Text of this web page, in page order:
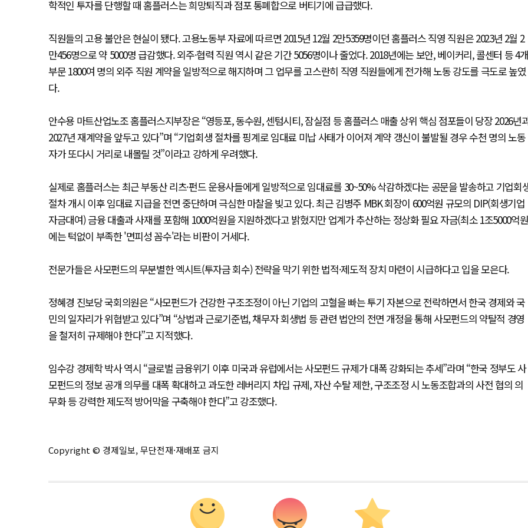
학적인 투자를 단행할 때 홈플러스는 희망퇴직과 점포 통폐합으로 버티기에 급급했다.
직원들의 고용 불안은 현실이 됐다. 고용노동부 자료에 따르면 2015년 12월 2만5359명이던 홈플러스 직영 직원은 2023년 2월 2
만456명으로 약 5000명 급감했다. 외주·협력 직원 역시 같은 기간 5056명이나 줄었다. 2018년에는 보안, 베이커리, 콜센터 등 4개
부문 1800여 명의 외주 직원 계약을 일방적으로 해지하며 그 업무를 고스란히 직영 직원들에게 전가해 노동 강도를 극도로 높였
다.
안수용 마트산업노조 홈플러스지부장은 “영등포, 동수원, 센텀시티, 잠실점 등 홈플러스 매출 상위 핵심 점포들이 당장 2026년
2027년 재계약을 앞두고 있다”며 “기업회생 절차를 핑계로 임대료 미납 사태가 이어져 계약 갱신이 불발될 경우 수천 명의 노동
자가 또다시 거리로 내몰릴 것”이라고 강하게 우려했다.
실제로 홈플러스는 최근 부동산 리츠·펀드 운용사들에게 일방적으로 임대료를 30~50% 삭감하겠다는 공문을 발송하고 기업회
절차 개시 이후 임대료 지급을 전면 중단하며 극심한 마찰을 빚고 있다. 최근 김병주 MBK 회장이 600억원 규모의 DIP(회생기업
자금대여) 금융 대출과 사재를 포함해 1000억원을 지원하겠다고 밝혔지만 업계가 추산하는 정상화 필요 자금(최소 1조5000억
에는 턱없이 부족한 '면피성 꼼수'라는 비판이 거세다.
전문가들은 사모펀드의 무분별한 엑시트(투자금 회수) 전략을 막기 위한 법적·제도적 장치 마련이 시급하다고 입을 모은다.
정혜경 진보당 국회의원은 “사모펀드가 건강한 구조조정이 아닌 기업의 고혈을 빠는 투기 자본으로 전락하면서 한국 경제와 국
민의 일자리가 위협받고 있다”며 “상법과 근로기준법, 채무자 회생법 등 관련 법안의 전면 개정을 통해 사모펀드의 약탈적 경영
을 철저히 규제해야 한다”고 지적했다.
임수강 경제학 박사 역시 “글로벌 금융위기 이후 미국과 유럽에서는 사모펀드 규제가 대폭 강화되는 추세”라며 “한국 정부도 사
모펀드의 정보 공개 의무를 대폭 확대하고 과도한 레버리지 차입 규제, 자산 수탈 제한, 구조조정 시 노동조합과의 사전 협의 의
무화 등 강력한 제도적 방어막을 구축해야 한다”고 강조했다.
Copyright © 경제일보, 무단전재·재배포 금지